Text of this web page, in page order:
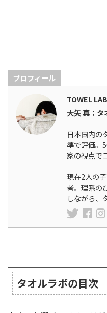
プロフィール
TOWEL
大矢 真：
日本国内の
準で評価。
家の視点で
現在2人の
者。理系の
しながら、
タオルラボの目次